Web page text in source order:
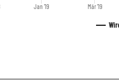
Jan '19 Mär '19